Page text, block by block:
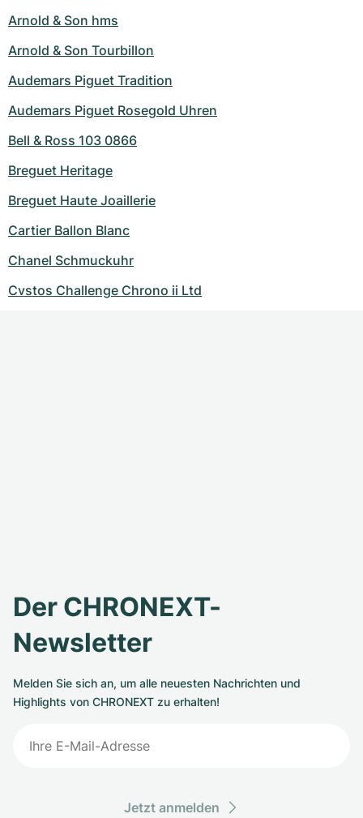
Arnold & Son hms
Arnold & Son Tourbillon
Audemars Piguet Tradition
Audemars Piguet Rosegold Uhren
Bell & Ross 103 0866
Breguet Heritage
Breguet Haute Joaillerie
Cartier Ballon Blanc
Chanel Schmuckuhr
Cvstos Challenge Chrono ii Ltd
Der CHRONEXT-
Newsletter
Melden Sie sich an, um alle neuesten Nachrichten und
Highlights von CHRONEXT zu erhalten!
Jetzt anmelden